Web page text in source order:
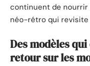
continuent de nourrir
néo-rétro qui revisite
Des modèles
retour sur les